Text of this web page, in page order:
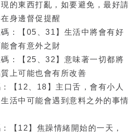
的東西打亂，如要避免，最好請
身邊督促提醒
：【05、31】生活中將會有好
會有意外之財
：【25、32】意味著一切都將
上可能也會有所改善
【12、18】主口舌，會有小人
活中可能會遇到意料之外的事情
【12】焦躁情緒開始的一天，